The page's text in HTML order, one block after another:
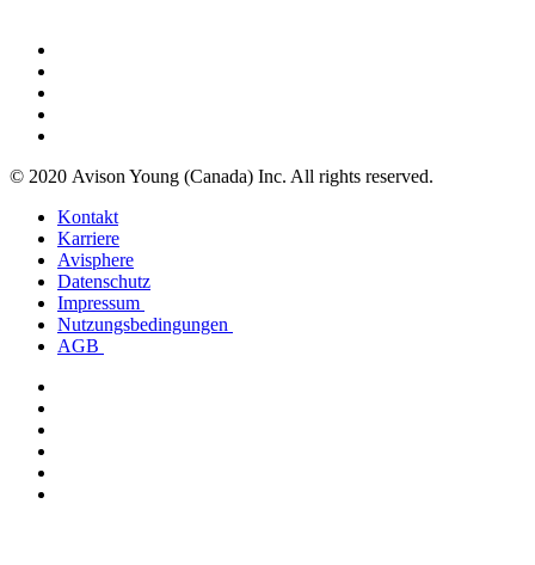
© 2020 Avison Young (Canada) Inc. All rights reserved.
Kontakt
Karriere
Avisphere
Datenschutz
Impressum
Nutzungsbedingungen
AGB